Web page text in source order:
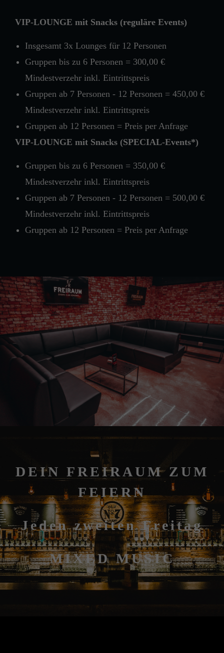
VIP-LOUNGE mit Snacks (reguläre Events)
Insgesamt 3x Lounges für 12 Personen
Gruppen bis zu 6 Personen = 300,00 €
Mindestverzehr inkl. Eintrittspreis
Gruppen ab 7 Personen - 12 Personen = 450,00 €
Mindestverzehr inkl. Eintrittspreis
Gruppen ab 12 Personen = Preis per Anfrage
VIP-LOUNGE mit Snacks (SPECIAL-Events*)
Gruppen bis zu 6 Personen = 350,00 €
Mindestverzehr inkl. Eintrittspreis
Gruppen ab 7 Personen - 12 Personen = 500,00 €
Mindestverzehr inkl. Eintrittspreis
Gruppen ab 12 Personen = Preis per Anfrage
DEIN FREIRAUM ZUM
FEIERN
Jeden zweiten Freitag
MIXED MUSIC